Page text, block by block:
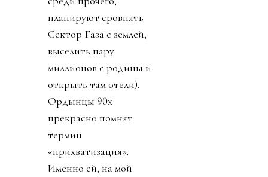
планируют сровнять
Сектор Газа с землей,
выселить пару
миллионов с родины и
открыть там отели).
Ордынцы 90х
прекрасно помнят
термин
«прихватизация».
Именно ей, на мой